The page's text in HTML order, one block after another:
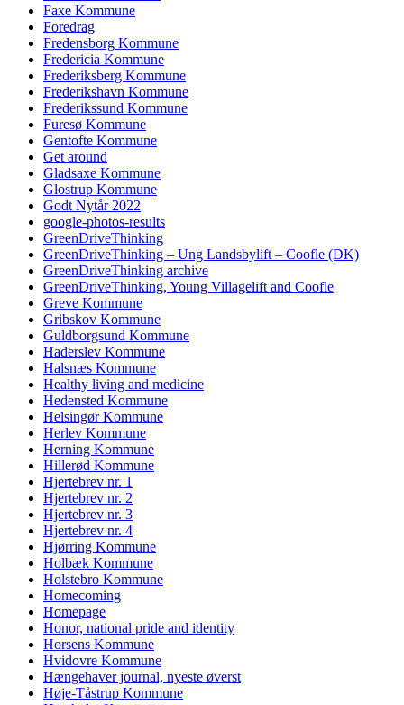
Faxe Kommune
Foredrag
Fredensborg Kommune
Fredericia Kommune
Frederiksberg Kommune
Frederikshavn Kommune
Frederikssund Kommune
Furesø Kommune
Gentofte Kommune
Get around
Gladsaxe Kommune
Glostrup Kommune
Godt Nytår 2022
google-photos-results
GreenDriveThinking
GreenDriveThinking – Ung Landsbylift – Coofle (DK)
GreenDriveThinking archive
GreenDriveThinking, Young Villagelift and Coofle
Greve Kommune
Gribskov Kommune
Guldborgsund Kommune
Haderslev Kommune
Halsnæs Kommune
Healthy living and medicine
Hedensted Kommune
Helsingør Kommune
Herlev Kommune
Herning Kommune
Hillerød Kommune
Hjertebrev nr. 1
Hjertebrev nr. 2
Hjertebrev nr. 3
Hjertebrev nr. 4
Hjørring Kommune
Holbæk Kommune
Holstebro Kommune
Homecoming
Homepage
Honor, national pride and identity
Horsens Kommune
Hvidovre Kommune
Hængehaver journal, nyeste øverst
Høje-Tåstrup Kommune